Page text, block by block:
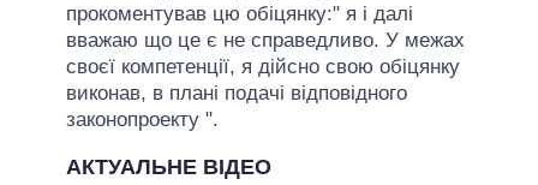
прокоментував цю обіцянку:" я і далі
вважаю що це є не справедливо. У межах
своєї компетенції, я дійсно свою обіцянку
виконав, в плані подачі відповідного
законопроекту ".
АКТУАЛЬНЕ ВІДЕО